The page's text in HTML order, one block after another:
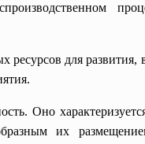
для развития,
Оно
их